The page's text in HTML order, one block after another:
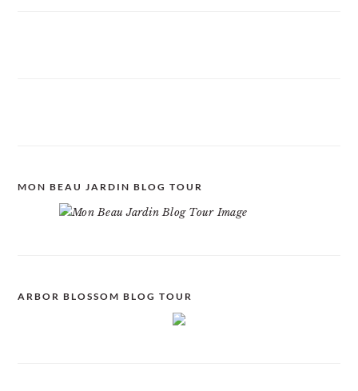
MON BEAU JARDIN BLOG TOUR
ARBOR BLOSSOM BLOG TOUR